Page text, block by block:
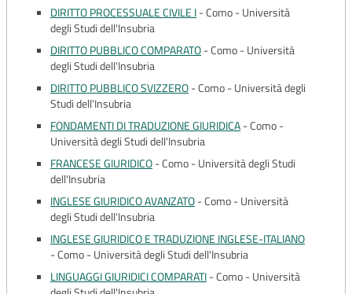
DIRITTO PROCESSUALE CIVILE I-Como - Università
degli Studi dell'Insubria
DIRITTO PUBBLICO COMPARATO-Como - Università
degli Studi dell'Insubria
DIRITTO PUBBLICO SVIZZERO-Como - Università degli
Studi dell'Insubria
FONDAMENTI DI TRADUZIONE GIURIDICA-Como -
Università degli Studi dell'Insubria
FRANCESE GIURIDICO-Como - Università degli Studi
dell'Insubria
INGLESE GIURIDICO AVANZATO-Como - Università
degli Studi dell'Insubria
INGLESE GIURIDICO E TRADUZIONE INGLESE-ITALIANO
-Como - Università degli Studi dell'Insubria
LINGUAGGI GIURIDICI COMPARATI-Como - Università